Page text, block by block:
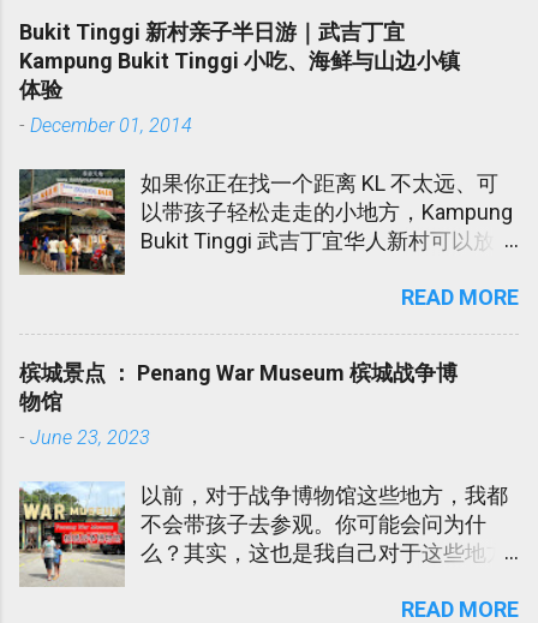
我爹爹娘娘陆陆续续进院。我娘娘更是
发高烧不退在医院受折磨了几天。在
此，我代我爹爹娘娘向各位所有对我们
Bukit Tinggi 新村亲子半日游｜武吉丁宜
Kampung Bukit Tinggi 小吃、海鲜与山边小镇
体验
- December 01, 2014
如果你正在找一个距离 KL 不太远、可
以带孩子轻松走走的小地方，Kampung
Bukit Tinggi 武吉丁宜华人新村可以放进
也不是那种需要安排一整天的旅游区。
日游，吃点小吃，看看水果蔬菜档，感
受一下新村和山边的清新空气。 这个地
们从没逗留过。Papa Ee 听同事说这个
有好多家的海鲜餐厅。Papa Ee 是个喜
欢乡村生活的男人。 所以，二话不说直
接载我们母子俩上前观光。
READ MORE
槟城景点 ： Penang War Museum 槟城战争博
物馆
- June 23, 2023
以前，对于战争博物馆这些地方，我都
不会带孩子去参观。你可能会问为什
么？其实，这也是我自己对于这些地方
老妈就有告诉我，日军占领我们国家
READ MORE